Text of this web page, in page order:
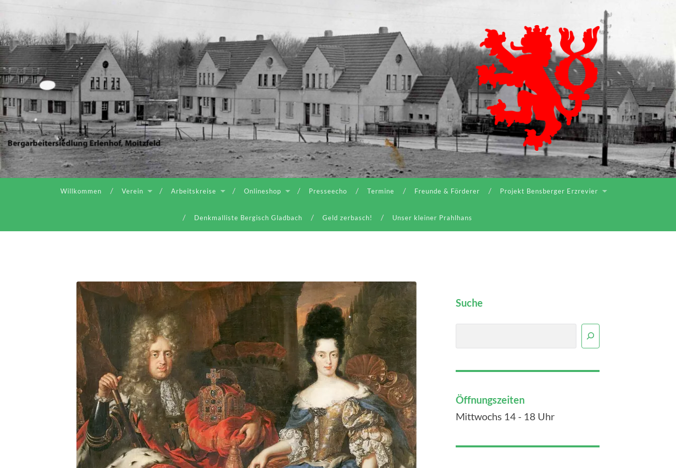
Bergischer
Geschichtsverein
Rhein-
e.V.
Willkommen Verein Arbeitskreise Onlineshop Presseecho Termine Freunde & Förderer Projekt Bensberger Erzrevier
Denkmalliste Bergisch Gladbach Geld zerbasch! Unser kleiner Prahlhans
Suche
Öffnungszeiten
Mittwochs 14 - 18 Uhr